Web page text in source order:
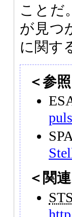
ことだ
が見つ
に関す
＜参
＜関